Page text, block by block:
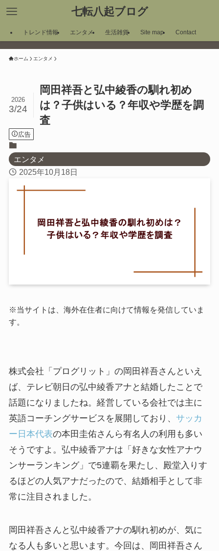
七転八起ブログ
トレンド情報 エンタメ 生活雑貨 Site map Contact
ホーム エンタメ
岡田祥吾と弘中綾香の馴れ初め
は？子供はいる？年収や学歴を調
査
2026
3/24
広告
エンタメ
2025年10月18日
※当サイトは、海外在住者に向けて情報を発信していま
す。
株式会社「プログリット」の岡田祥吾さんといえ
ば、テレビ朝日の弘中綾香アナと結婚したことで
話題になりましたね。経営している会社では主に
英語コーチングサービスを展開しており、 サッカ
ー日本代表の本田圭佑さんら有名人の利用も多い
そうですよ。弘中綾香アナは「好きな女性アナウ
ンサーランキング」で5連覇を果たし、殿堂入りす
るほどの人気アナだったので、結婚相手として非
常に注目されました。
岡田祥吾さんと弘中綾香アナの馴れ初めが、気に
なる人も多いと思います。今回は、岡田祥吾さん